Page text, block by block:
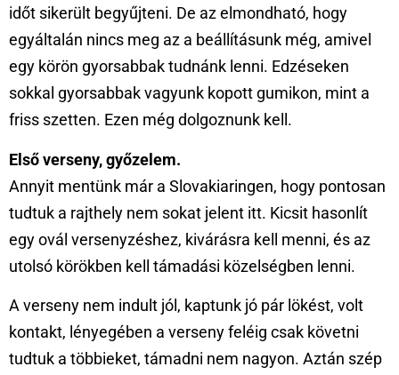
időt sikerült begyűjteni. De az elmondható, hogy
egyáltalán nincs meg az a beállításunk még, amivel
egy körön gyorsabbak tudnánk lenni. Edzéseken
sokkal gyorsabbak vagyunk kopott gumikon, mint a
friss szetten. Ezen még dolgoznunk kell.
Első verseny, győzelem.
Annyit mentünk már a Slovakiaringen, hogy pontosan
tudtuk a rajthely nem sokat jelent itt. Kicsit hasonlít
egy ovál versenyzéshez, kivárásra kell menni, és az
utolsó körökben kell támadási közelségben lenni.
A verseny nem indult jól, kaptunk jó pár lökést, volt
kontakt, lényegében a verseny feléig csak követni
tudtuk a többieket, támadni nem nagyon. Aztán szép